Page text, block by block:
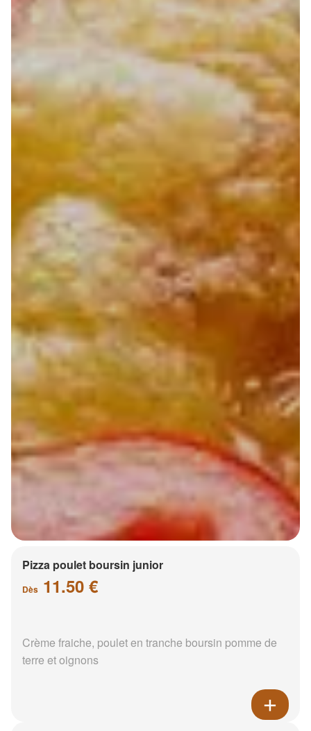
Pizza poulet boursin junior
Dès 11.50 €
Crème fraiche, poulet en tranche boursin pomme de
terre et oignons